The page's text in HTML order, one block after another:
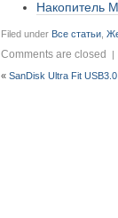
Накопитель
Filed under Все статьи ,
Comments are closed |
«SanDisk Ultra Fit